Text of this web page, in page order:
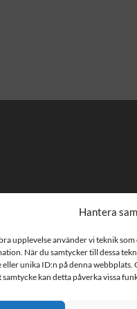
Hantera
upplevelse använder vi teknik
När du samtycker till dessa
unika ID:n på denna webbplats.
kan detta påverka vissa